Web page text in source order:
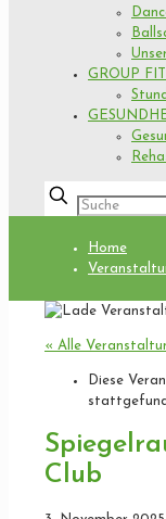
GROUP
Home
« Alle
Diese
Club